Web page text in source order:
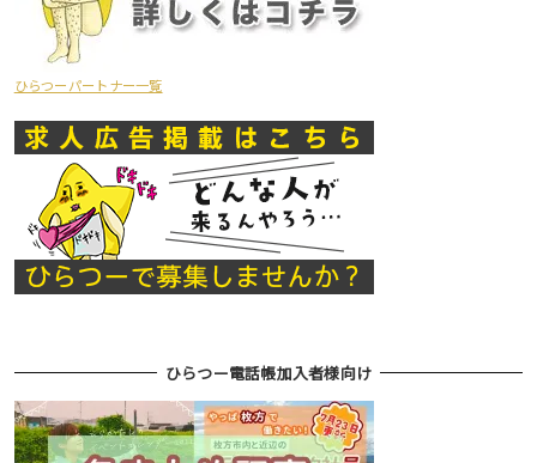
ひらつーパートナー一覧
ひらつー電話帳加入者様向け